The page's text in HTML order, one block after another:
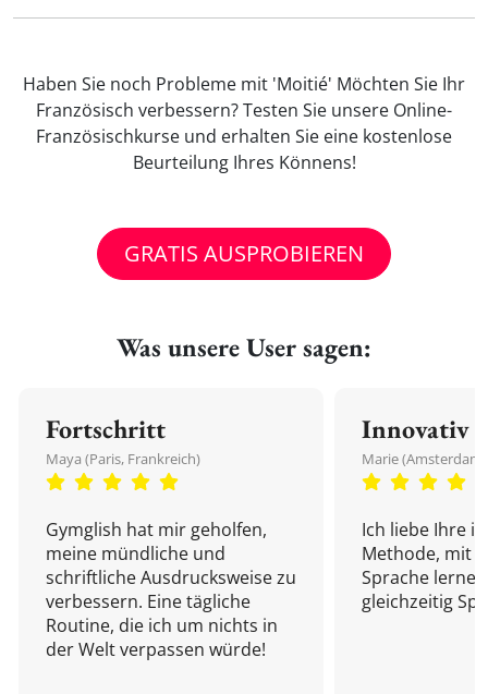
Haben Sie noch Probleme mit 'Moitié' Möchten Sie Ihr
Französisch verbessern? Testen Sie unsere Online-
Französischkurse und erhalten Sie eine kostenlose
Beurteilung Ihres Könnens!
GRATIS AUSPROBIEREN
Was unsere User sagen:
Fortschritt
Maya (Paris, Frankreich)
Gymglish hat mir geholfen,
meine mündliche und
schriftliche Ausdrucksweise zu
verbessern. Eine tägliche
Routine, die ich um nichts in
der Welt verpassen würde!
Innovativ
Marie
Ich liebe Ihre
Methode, mit
Sprache
gleichzeitig